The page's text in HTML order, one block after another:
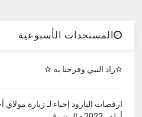
المستجدات الأسبوعية
✫زاد النبي وفرحنا به ✫
ارقصات البارود إحياء لـ زيارة